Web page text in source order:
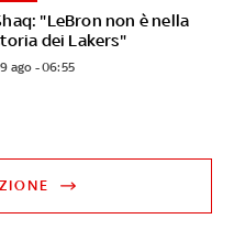
"LeBron non è nella
dei Lakers"
ago - 06:55